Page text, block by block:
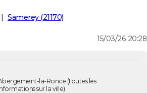
Samerey (21170)
15/03/26 20:28
la-Ronce (toutes les
sur la ville)